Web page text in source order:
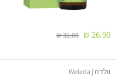
26.90 ₪
32.00 ₪
וולדה | Weleda